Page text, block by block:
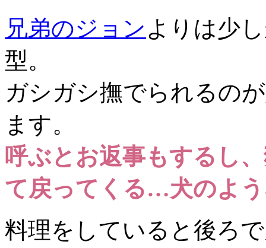
兄弟のジョン よりは少
型。
ガシガシ撫でられるの
ます。
呼ぶとお返事もするし
て戻ってくる…犬のよ
料理をしていると後ろ